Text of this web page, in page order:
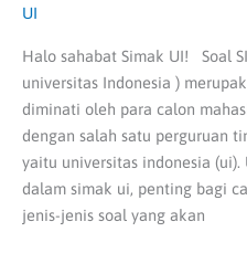
UI
Halo sahabat Simak UI! Soal
universitas Indonesia )
diminati oleh para calon
dengan salah satu perguruan
yaitu universitas indonesia
dalam simak ui, penting bagi
jenis-jenis soal yang akan